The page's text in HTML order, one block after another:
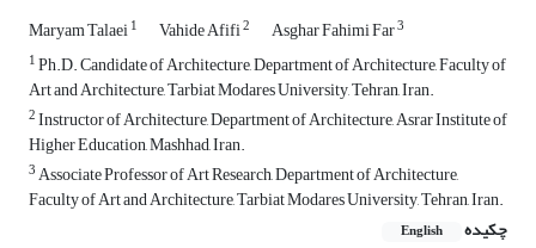
Maryam Talaei1 Vahide Afifi2 Asghar Fahimi Far3
1Ph.D. Candidate of Architecture, Department of Architecture, Faculty of
Art and Architecture, Tarbiat Modares University, Tehran, Iran.
2Instructor of Architecture, Department of Architecture, Asrar Institute of
Higher Education, Mashhad, Iran.
3Associate Professor of Art Research, Department of Architecture,
Faculty of Art and Architecture, Tarbiat Modares University, Tehran, Iran.
چکیده
English